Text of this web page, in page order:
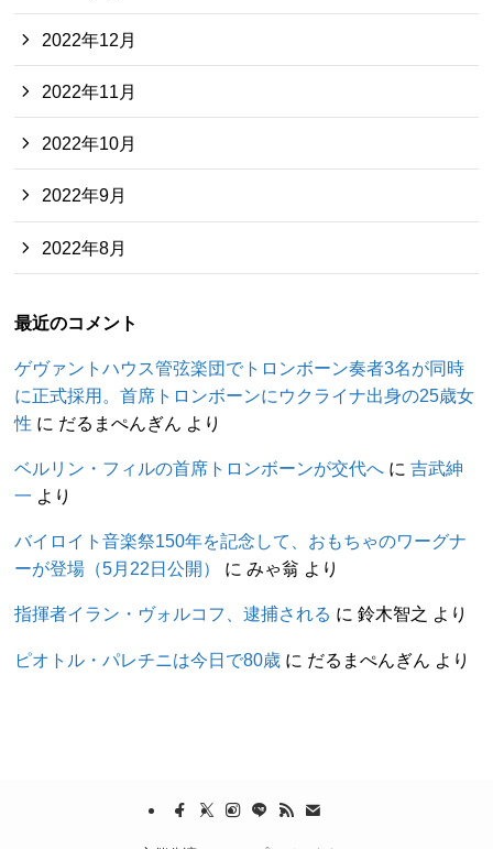
2022年12月
2022年11月
2022年10月
2022年9月
2022年8月
最近のコメント
ゲヴァントハウス管弦楽団でトロンボーン奏者3名が同時
に正式採用。首席トロンボーンにウクライナ出身の25歳女
性 に だるまぺんぎん より
ベルリン・フィルの首席トロンボーンが交代へ に吉武紳
一 より
バイロイト音楽祭150年を記念して、おもちゃのワーグナ
ーが登場（5月22日公開）
にみゃ翁 より
指揮者イラン・ヴォルコフ、逮捕される に鈴木智之 より
ピオトル・パレチニは今日で80歳 に だるまぺんぎん より